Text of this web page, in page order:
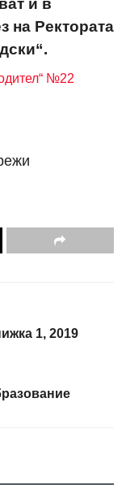
и в
на Ректората
№22
1, 2019